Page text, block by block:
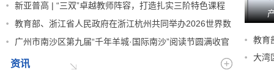
求，依托体系办学优势，进一步
打通学历...
[详细]
新亚普高 | “三双”卓越教师阵容，打造扎实三阶特色课程
教育部、浙江省人民政府在浙江杭州共同举办2026世界数
广州市南沙区第九届“千年羊城·国际南沙”阅读节圆满收官
资讯
教育
大湾